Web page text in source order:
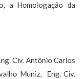
a Homologação da
Civ. Antônio Carlos
Muniz, Eng. Civ.